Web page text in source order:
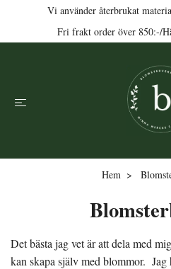
Vi använder återbrukat
Fri frakt order över 850:-/
Hem
Det bästa jag vet är att dela med
kan skapa själv med blommor.